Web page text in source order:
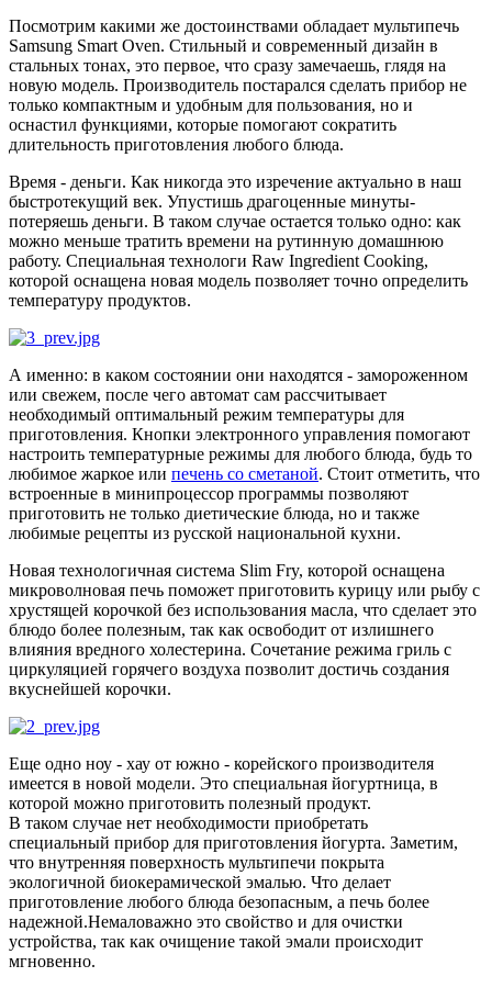
Посмотрим какими же достоинствами обладает мультипечь
Samsung Smart Oven. Стильный и современный дизайн в
стальных тонах, это первое, что сразу замечаешь, глядя на
новую модель. Производитель постарался сделать прибор не
только компактным и удобным для пользования, но и
оснастил функциями, которые помогают сократить
длительность приготовления любого блюда.
Время - деньги. Как никогда это изречение актуально в наш
быстротекущий век. Упустишь драгоценные минуты-
потеряешь деньги. В таком случае остается только одно: как
можно меньше тратить времени на рутинную домашнюю
работу. Специальная технологи Raw Ingredient Cooking,
которой оснащена новая модель позволяет точно определить
температуру продуктов.
А именно: в каком состоянии они находятся - замороженном
или свежем, после чего автомат сам рассчитывает
необходимый оптимальный режим температуры для
приготовления. Кнопки электронного управления помогают
настроить температурные режимы для любого блюда, будь то
любимое жаркое или печень со сметаной. Стоит отметить, что
встроенные в минипроцессор программы позволяют
приготовить не только диетические блюда, но и также
любимые рецепты из русской национальной кухни.
Новая технологичная система Slim Fry, которой оснащена
микроволновая печь поможет приготовить курицу или рыбу с
хрустящей корочкой без использования масла, что сделает это
блюдо более полезным, так как освободит от излишнего
влияния вредного холестерина. Сочетание режима гриль с
циркуляцией горячего воздуха позволит достичь создания
вкуснейшей корочки.
Еще одно ноу - хау от южно - корейского производителя
имеется в новой модели. Это специальная йогуртница, в
которой можно приготовить полезный продукт.
В таком случае нет необходимости приобретать
специальный прибор для приготовления йогурта. Заметим,
что внутренняя поверхность мультипечи покрыта
экологичной биокерамической эмалью. Что делает
приготовление любого блюда безопасным, а печь более
надежной.Немаловажно это свойство и для очистки
устройства, так как очищение такой эмали происходит
мгновенно.